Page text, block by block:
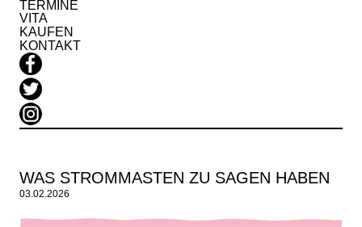
TERMINE
VITA
KAUFEN
KONTAKT
WAS STROMMASTEN ZU SAGEN HABEN
03.02.2026